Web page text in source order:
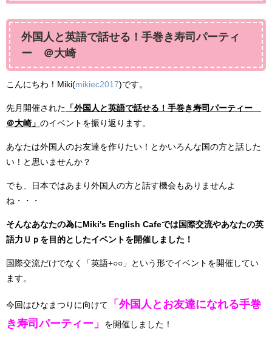
外国人と英語で話せる！手巻き寿司パーティ
ー ＠大崎
こんにちわ！Miki(mikiec2017)です。
先月開催された 「外国人と英語で話せる！手巻き寿司パーティー
＠大崎」 のイベントを振り返ります。
あなたは外国人のお友達を作りたい！とかいろんな国の方と話した
い！と思いませんか？
でも、日本ではあまり外国人の方と話す機会もありませんよ
ね・・・
そんなあなたの為にMiki's English Cafeでは国際交流やあなたの英
語力Ｕｐを目的としたイベントを開催しました！
国際交流だけでなく「英語+○○」という形でイベントを開催してい
ます。
今回はひなまつりに向けて
「外国人とお友達になれる手巻
き寿司パーティー」
を開催しました！